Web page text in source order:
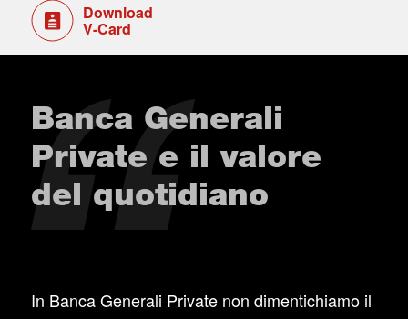
Download
V-Card
Banca Generali
Private e il valore
del quotidiano
In Banca Generali Private non dimentichiamo il